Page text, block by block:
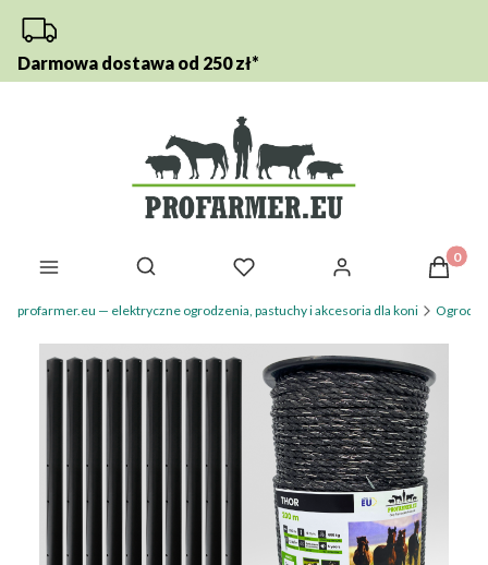
Darmowa dostawa od 250 zł*
Otwórz wyszukiwarkę
profarmer.eu — elektryczne ogrodzenia, pastuchy i akcesoria dla koni